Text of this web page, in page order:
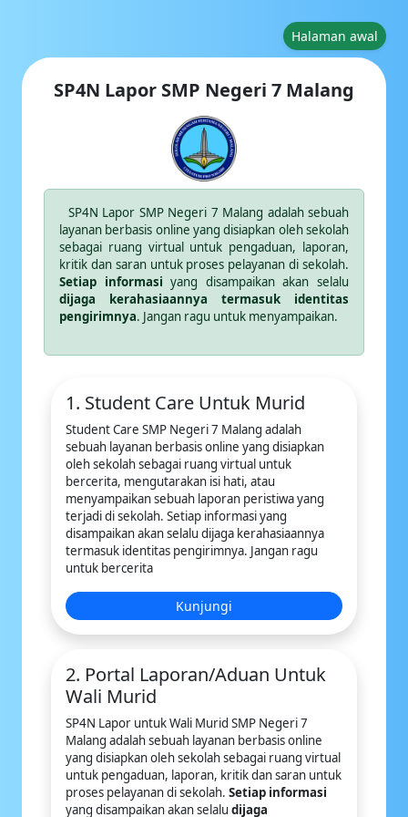
Halaman awal
SP4N Lapor SMP Negeri 7 Malang
SP4N Lapor SMP Negeri 7 Malang adalah sebuah
layanan berbasis online yang disiapkan oleh sekolah
sebagai ruang virtual untuk pengaduan, laporan,
kritik dan saran untuk proses pelayanan di sekolah.
Setiap informasi yang disampaikan akan selalu
dijaga kerahasiaannya termasuk identitas
pengirimnya. Jangan ragu untuk menyampaikan.
1. Student Care Untuk Murid
Student Care SMP Negeri 7 Malang adalah
sebuah layanan berbasis online yang disiapkan
oleh sekolah sebagai ruang virtual untuk
bercerita, mengutarakan isi hati, atau
menyampaikan sebuah laporan peristiwa yang
terjadi di sekolah. Setiap informasi yang
disampaikan akan selalu dijaga kerahasiaannya
termasuk identitas pengirimnya. Jangan ragu
untuk bercerita
Kunjungi
2. Portal Laporan/Aduan Untuk
Wali Murid
SP4N Lapor untuk Wali Murid SMP Negeri 7
Malang adalah sebuah layanan berbasis online
yang disiapkan oleh sekolah sebagai ruang virtual
untuk pengaduan, laporan, kritik dan saran untuk
proses pelayanan di sekolah. Setiap informasi
yang disampaikan akan selaludijaga